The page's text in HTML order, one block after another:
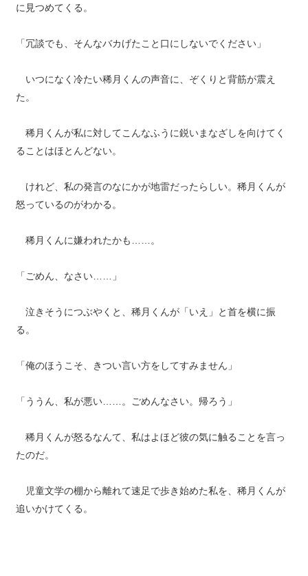
に見つめてくる。
「冗談でも、そんなバカげたこと口にしないでください」
いつになく冷たい稀月くんの声音に、ぞくりと背筋が震え
た。
稀月くんが私に対してこんなふうに鋭いまなざしを向けてく
ることはほとんどない。
けれど、私の発言のなにかが地雷だったらしい。稀月くんが
怒っているのがわかる。
稀月くんに嫌われたかも……。
「ごめん、なさい……」
泣きそうにつぶやくと、稀月くんが「いえ」と首を横に振
る。
「俺のほうこそ、きつい言い方をしてすみません」
「ううん、私が悪い……。ごめんなさい。帰ろう」
稀月くんが怒るなんて、私はよほど彼の気に触ることを言っ
たのだ。
児童文学の棚から離れて速足で歩き始めた私を、稀月くんが
追いかけてくる。